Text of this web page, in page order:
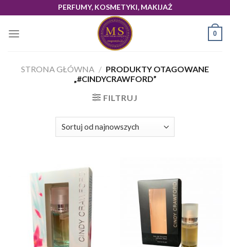
to
content
PERFUMY, KOSMETYKI, MAKIJAŻ
0
STRONA GŁÓWNA / PRODUKTY OTAGOWANE
„#CINDYCRAWFORD”
FILTRUJ